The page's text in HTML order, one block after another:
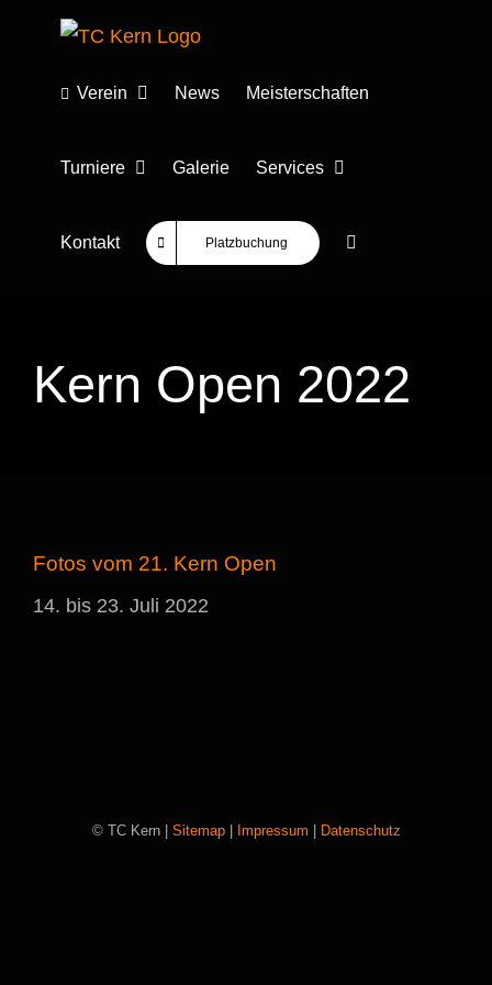
springen Verein News Meisterschaften
Turniere Galerie Services
Kontakt Platzbuchung
Kern Open 2022
Fotos vom 21. Kern Open
14. bis 23. Juli 2022
© TC Kern | Sitemap| Impressum Datenschutz